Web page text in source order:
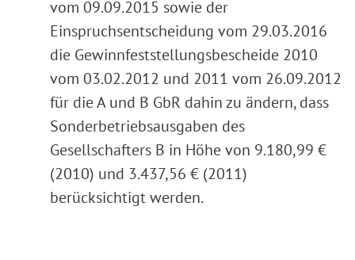
vom 09.09.2015 sowie der
Einspruchsentscheidung vom 29.03.2016
die Gewinnfeststellungsbescheide 2010
vom 03.02.2012 und 2011 vom 26.09.2012
für die A und B GbR dahin zu ändern, dass
Sonderbetriebsausgaben des
Gesellschafters B in Höhe von 9.180,99 €
(2010) und 3.437,56 € (2011)
berücksichtigt werden.